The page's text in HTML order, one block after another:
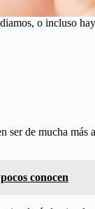
o incluso
de mucha
conocen